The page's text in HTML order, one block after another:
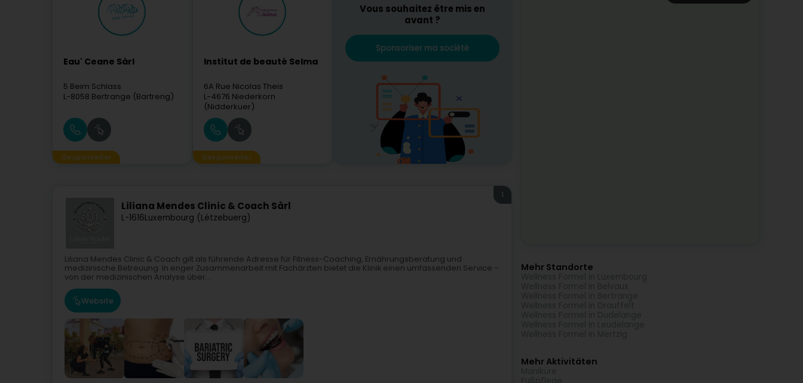
Eau' Ceane Sàrl
5 Beim Schlass
L-8058 Bertrange (Bartreng)
Gesponserter
Institut de beauté Selma
6A Rue Nicolas Theis
L-4676 Niederkorn
(Nidderkuer)
Gesponserter
Vous souhaitez être mis en
avant ?
Sponsoriser ma société
Liliana Mendes Clinic & Coach Sàrl
L-1616Luxembourg (Lëtzebuerg)
1
Liliana Mendes Clinic & Coach gilt als führende Adresse für Fitness-Coaching, Ernährungsberatung und
medizinische Betreuung. In enger Zusammenarbeit mit Fachärzten bietet die Klinik einen umfassenden Service –
von der medizinischen Analyse über...
Website
Mehr Standorte
Mehr Aktivitäten